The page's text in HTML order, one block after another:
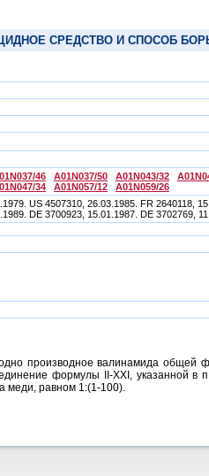
СРЕДСТВО И СПОСОБ
46 A01N037/50 A01N043/32
34 A01N057/12 A01N059/26
US 4507310, 26.03.1985. FR 2640118,
DE 3700923, 15.01.1987. DE 3702769,
производное валинамида
формулы II-ХХI, указанной
меди, равном 1:(1-100).